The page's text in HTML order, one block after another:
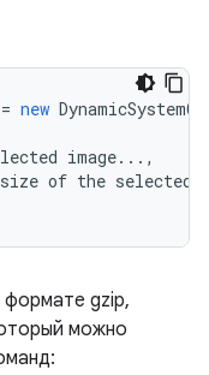
= new
image...,
size of the selected
формате gzip,
можно